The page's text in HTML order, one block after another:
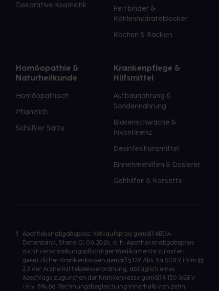
Dekorative Kosmetik
Fettbinder &
Kohlenhydrateblocker
Kochen & Backen
Homöopathie &
Naturheilkunde
Homöopathisch
Pflanzlich
Schüßler Salze
Krankenpflege &
Hilfsmittel
Aufbaunahrung &
Sondennahrung
Blasenschwäche &
Inkontinenz
Desinfektionsmittel
Einnehmehilfen & Dosierer
Gehhilfen & Korsetts
1
Apothekenabgabepreis: Verkaufspreis gemäß ABDA-
Datenbank, Stand 01.08.2026, d. h. Apothekenabgabepreis
nicht verschreibungspflichtiger Medikamente zulasten
gesetzlicher Krankenkassen gemäß § 129 Abs. 5a SGB V i.V.m §§
2,3 der Arzneimittelpreisverordnung, abzüglich eines
Abschlags zugunsten der Krankenkasse gemäß § 130 SGB V
i.H.v. 5% bei Rechnungsbegleichung innerhalb von zehn